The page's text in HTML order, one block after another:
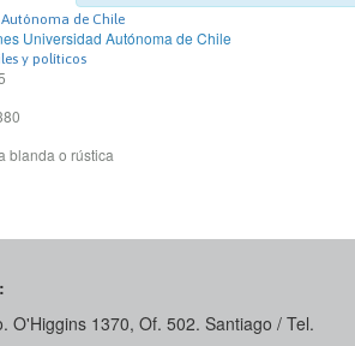
de Chile
Universidad Autónoma de Chile
y políticos
blanda o rústica
O'Higgins 1370, Of. 502. Santiago / Tel.